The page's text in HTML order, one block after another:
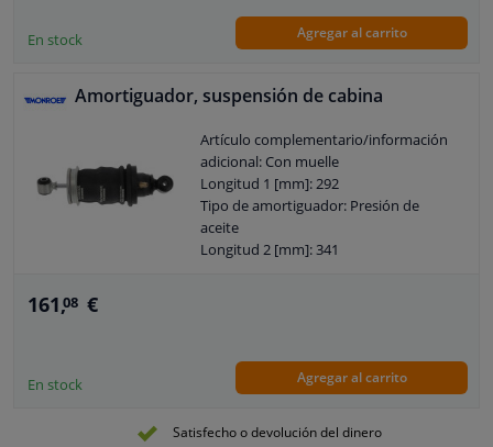
En stock Agregar al carrito
Amortiguador, suspensión de cabina
Artículo complementario/información
adicional: Con muelle
Longitud 1 [mm]: 292
Tipo de amortiguador: Presión de
aceite
Longitud 2 [mm]: 341
Sistema de amortiguación: 1J_YD128801
Tipo de instalación del amortiguador:
Garantía: 2 años
161,08 €
En stock Agregar al carrito
Satisfecho o devolución del dinero